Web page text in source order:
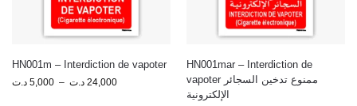
HN001m – Interdiction de vapoter
5,000 د.ت – 24,000 د.ت
HN001mar – Interdiction de
vapoter ممنوع تدخين السجائر
الإلكترونية